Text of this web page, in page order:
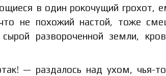
в один рокочущий грохот,
не похожий настой, тоже
развороченной земли,
— раздалось над ухом, чья-то